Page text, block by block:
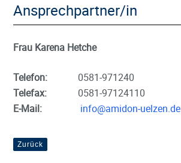
Ansprechpartner/in
Frau Karena Hetche
Telefon:
0581-971240
Telefax:
0581-97124110
E-Mail:
info@amidon-uelzen.de
Zurück